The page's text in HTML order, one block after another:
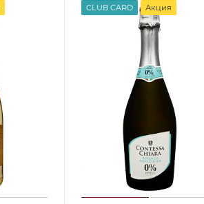
CLUB CARD Акция